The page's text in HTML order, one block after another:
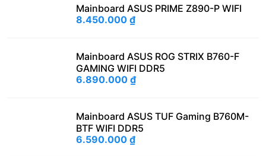
Mainboard ASUS PRIME Z890-P WIFI
8.450.000 ₫
Mainboard ASUS ROG STRIX B760-F
GAMING WIFI DDR5
6.890.000 ₫
Mainboard ASUS TUF Gaming B760M-
BTF WIFI DDR5
6.590.000 ₫